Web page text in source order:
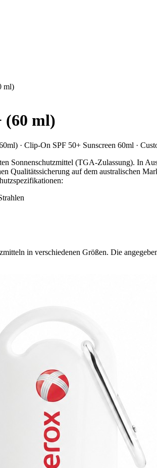
ml)
(60 ml)
· Clip-On SPF 50+ Sunscreen 60ml ·
Sonnenschutzmittel (TGA-Zulassung). In
Qualitätssicherung auf dem australischen
in verschiedenen Größen. Die